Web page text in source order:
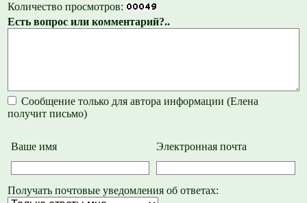
Количество просмотров:
Есть вопрос или комментарий?..
Сообщение только для автора информации (Елена
получит письмо)
Ваше имя Электронная почта
Получать почтовые уведомления об ответах: